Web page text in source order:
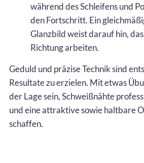
während des Schleifens und
den Fortschritt. Ein
Glanzbild weist darauf hin,
Richtung arbeiten.
Geduld und präzise Technik sind
Resultate zu erzielen. Mit etwas
der Lage sein, Schweißnähte
und eine attraktive sowie haltbare
schaffen.